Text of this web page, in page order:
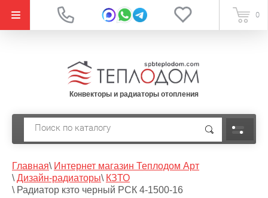
0
Конвекторы и радиаторы отопления
Главная\ Интернет магазин Теплодом Арт
\ Дизайн-радиаторы\ КЗТО
\ Радиатор кзто черный РСК 4-1500-16